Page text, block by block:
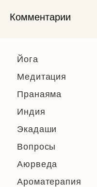
Комментарии
Йога
Медитация
Пранаяма
Индия
Экадаши
Вопросы
Аюрведа
Ароматерапия